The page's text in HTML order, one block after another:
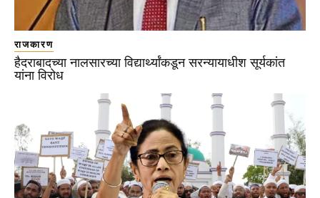
राजकारण
हैदराबादच्या नालसारच्या विद्यार्थ्यांकडून सरन्यायाधीश सूर्यकांत
यांना विरोध